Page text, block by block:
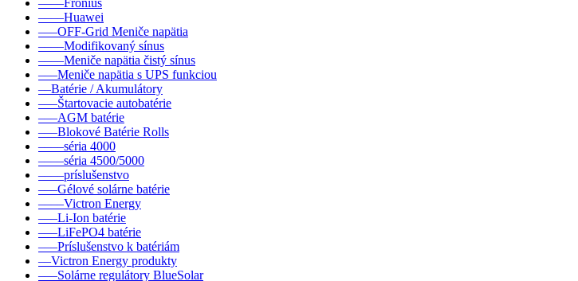
––––Fronius
––––Huawei
–––OFF-Grid Meniče napätia
––––Modifikovaný sínus
––––Meniče napätia čistý sínus
–––Meniče napätia s UPS funkciou
––Batérie / Akumulátory
–––Štartovacie autobatérie
–––AGM batérie
–––Blokové Batérie Rolls
––––séria 4000
––––séria 4500/5000
––––príslušenstvo
–––Gélové solárne batérie
––––Victron Energy
–––Li-Ion batérie
–––LiFePO4 batérie
–––Príslušenstvo k batériám
––Victron Energy produkty
–––Solárne regulátory BlueSolar